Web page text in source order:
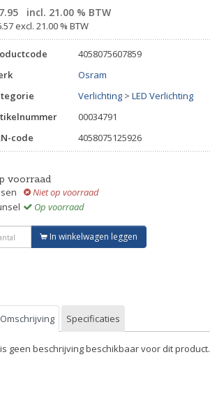
incl. 21.00 % BTW
excl. 21.00 % BTW
4058075607859
Osram
Verlichting > LED Verlichting
00034791
code
4058075125926
voorraad
Niet op voorraad
Op voorraad
In winkelwagen leggen
Omschrijving Specificaties
geen beschrijving beschikbaar voor dit product.